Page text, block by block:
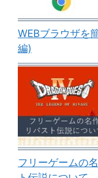
WEBブラウザを
編)
フリーゲームの